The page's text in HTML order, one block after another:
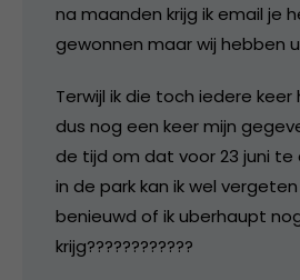
na maanden krijg ik email je
gewonnen maar wij hebben
Terwijl ik die toch iedere keer
dus nog een keer mijn
de tijd om dat voor 23 juni te
in de park kan ik wel
benieuwd of ik uberhaupt
krijg????????????